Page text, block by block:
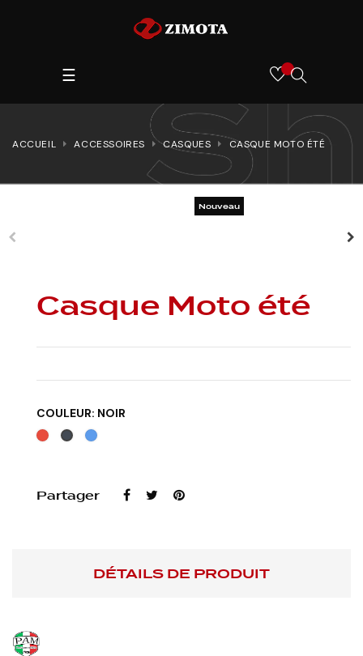
Toggle
☰
ACCUEIL ACCESSOIRES CASQUES CASQUE MOTO ÉTÉ
Nouveau
Casque Moto été
COULEUR: NOIR
RougeNoir Bleu
Partager
DÉTAILS DE PRODUIT